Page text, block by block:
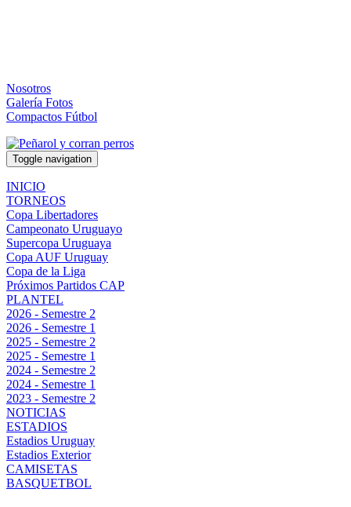
Nosotros
Galería Fotos
Compactos Fútbol
Toggle navigation
INICIO
TORNEOS
Copa Libertadores
Campeonato Uruguayo
Supercopa Uruguaya
Copa AUF Uruguay
Copa de la Liga
Próximos Partidos CAP
PLANTEL
2026 - Semestre 2
2026 - Semestre 1
2025 - Semestre 2
2025 - Semestre 1
2024 - Semestre 2
2024 - Semestre 1
2023 - Semestre 2
NOTICIAS
ESTADIOS
Estadios Uruguay
Estadios Exterior
CAMISETAS
BASQUETBOL